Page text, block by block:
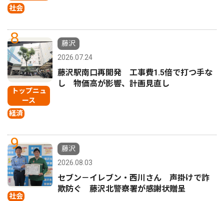
社会
8
トップニュ
ース
経済
藤沢
2026.07.24
藤沢駅南口再開発 工事費1.5倍で打つ手な
し 物価高が影響、計画見直し
9
社会
藤沢
2026.08.03
セブン－イレブン・西川さん 声掛けで詐
欺防ぐ 藤沢北警察署が感謝状贈呈